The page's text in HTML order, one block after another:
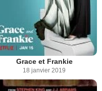
Grace et Frankie
18 janvier 2019